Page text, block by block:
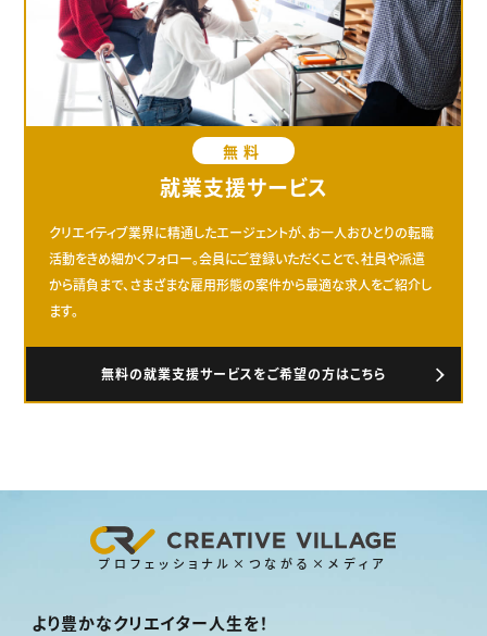
無料
就業支援サービス
クリエイティブ業界に精通したエージェントが、お一人おひとりの転職
活動をきめ細かくフォロー。会員にご登録いただくことで、社員や派遣
から請負まで、さまざまな雇用形態の案件から最適な求人をご紹介し
ます。
無料の就業支援サービスをご希望の方はこちら
プロフェッショナル×つながる×メディア
より豊かなクリエイター人生を！